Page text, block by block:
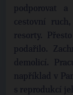
podporovat
cestovní
resorty.
podařilo.
demolicí.
například v
s reprodukcí